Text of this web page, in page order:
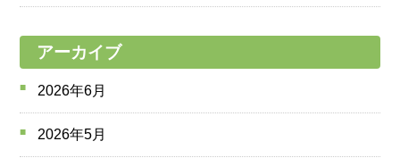
アーカイブ
2026年6月
2026年5月